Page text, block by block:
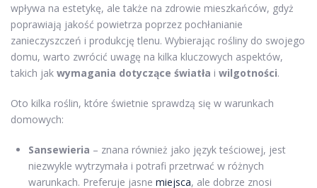
wpływa na estetykę, ale także na zdrowie mieszkańców, gdyż
poprawiają jakość powietrza poprzez pochłanianie
zanieczyszczeń i produkcję tlenu. Wybierając rośliny do swojego
domu, warto zwrócić uwagę na kilka kluczowych aspektów,
takich jak wymagania dotyczące światła i wilgotności.
Oto kilka roślin, które świetnie sprawdzą się w warunkach
domowych:
Sansewieria – znana również jako język teściowej, jest
niezwykle wytrzymała i potrafi przetrwać w różnych
warunkach. Preferuje jasne miejsca, ale dobrze znosi